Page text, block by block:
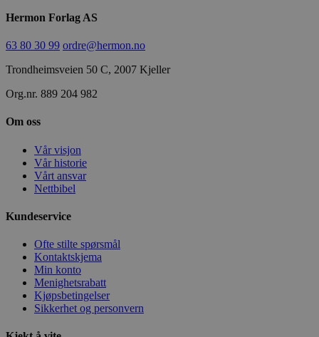
Hermon Forlag AS
63 80 30 99 ordre@hermon.no
Trondheimsveien 50 C, 2007 Kjeller
Org.nr. 889 204 982
Om oss
Vår visjon
Vår historie
Vårt ansvar
Nettbibel
Kundeservice
Ofte stilte spørsmål
Kontaktskjema
Min konto
Menighetsrabatt
Kjøpsbetingelser
Sikkerhet og personvern